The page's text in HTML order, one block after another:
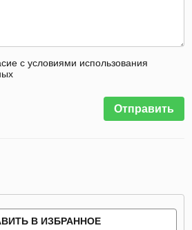
с условиями использования
Отправить
В ИЗБРАННОЕ